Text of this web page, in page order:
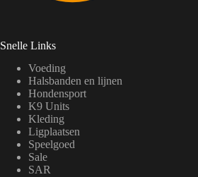
Snelle Links
Voeding
Halsbanden en lijnen
Hondensport
K9 Units
Kleding
Ligplaatsen
Speelgoed
Sale
SAR